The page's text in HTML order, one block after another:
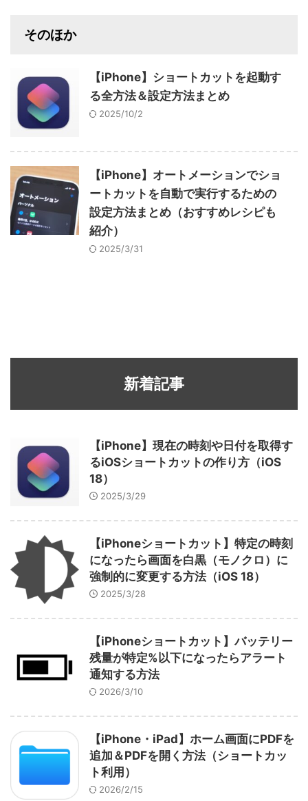
そのほか
【iPhone】ショートカットを起動す
る全方法＆設定方法まとめ
2025/10/2
【iPhone】オートメーションでショ
ートカットを自動で実行するための
設定方法まとめ（おすすめレシピも
紹介）
2025/3/31
新着記事
【iPhone】現在の時刻や日付を取得す
るiOSショートカットの作り方（iOS
18）
2025/3/29
【iPhoneショートカット】特定の時刻
になったら画面を白黒（モノクロ）に
強制的に変更する方法（iOS 18）
2025/3/28
【iPhoneショートカット】バッテリー
残量が特定%以下になったらアラート
通知する方法
2026/3/10
【iPhone・iPad】ホーム画面にPDFを
追加＆PDFを開く方法（ショートカッ
ト利用）
2026/2/15